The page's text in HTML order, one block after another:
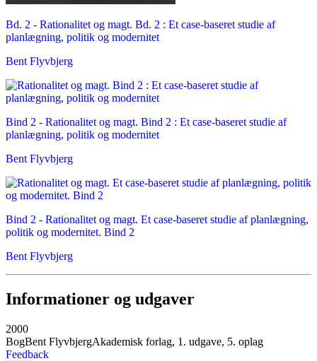
Bd. 2 - Rationalitet og magt. Bd. 2 : Et case-baseret studie af
planlægning, politik og modernitet
Bent Flyvbjerg
Bind 2 - Rationalitet og magt. Bind 2 : Et case-baseret studie af
planlægning, politik og modernitet
Bent Flyvbjerg
Bind 2 - Rationalitet og magt. Et case-baseret studie af planlægning,
politik og modernitet. Bind 2
Bent Flyvbjerg
Informationer og udgaver
2000
BogBent FlyvbjergAkademisk forlag, 1. udgave, 5. oplag
Feedback